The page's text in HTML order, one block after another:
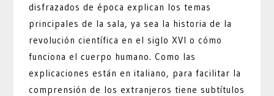
disfrazados de época explican los temas
principales de la sala, ya sea la historia de la
revolución científica en el siglo XVI o cómo
funciona el cuerpo humano. Como las
explicaciones están en italiano, para facilitar la
comprensión de los extranjeros tiene subtítulos